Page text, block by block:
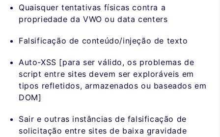
Quaisquer tentativas físicas contra a
propriedade da VWO ou data centers
Falsificação de conteúdo/injeção de texto
Auto-XSS [para ser válido, os problemas de
script entre sites devem ser exploráveis em
tipos refletidos, armazenados ou baseados em
DOM]
Sair e outras instâncias de falsificação de
solicitação entre sites de baixa gravidade